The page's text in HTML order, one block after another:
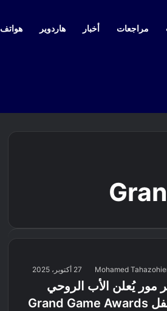
مراجعات أخبار هاردوير هواتف
Mohamed 27 أكتوبر، 2025
مور يُعلن الأب الروحي
لحفل Grand Game Awards